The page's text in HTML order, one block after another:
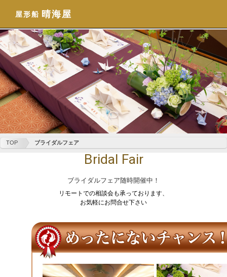
屋形船 晴海屋
TOP ブライダルフェア
Bridal Fair
ブライダルフェア随時開催中！
リモートでの相談会も承っております、
お気軽にお問合せ下さい